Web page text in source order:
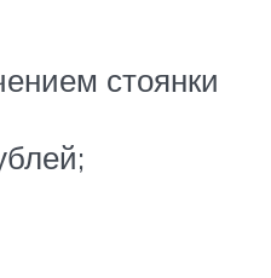
стоянки